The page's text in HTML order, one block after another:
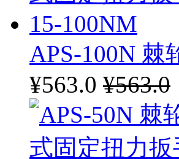
APS-100N 棘
¥563.0 ¥563.0